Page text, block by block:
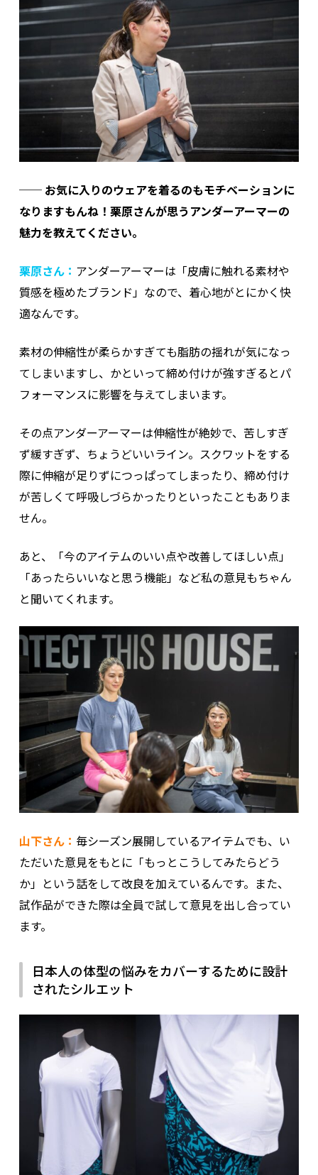
── お気に入りのウェアを着るのもモチベーションに
なりますもんね！栗原さんが思うアンダーアーマーの
魅力を教えてください。
栗原さん： アンダーアーマーは「皮膚に触れる素材や
質感を極めたブランド」なので、着心地がとにかく快
適なんです。
素材の伸縮性が柔らかすぎても脂肪の揺れが気になっ
てしまいますし、かといって締め付けが強すぎるとパ
フォーマンスに影響を与えてしまいます。
その点アンダーアーマーは伸縮性が絶妙で、苦しすぎ
ず緩すぎず、ちょうどいいライン。スクワットをする
際に伸縮が足りずにつっぱってしまったり、締め付け
が苦しくて呼吸しづらかったりといったこともありま
せん。
あと、「今のアイテムのいい点や改善してほしい点」
「あったらいいなと思う機能」など私の意見もちゃん
と聞いてくれます。
山下さん： 毎シーズン展開しているアイテムでも、い
ただいた意見をもとに「もっとこうしてみたらどう
か」という話をして改良を加えているんです。また、
試作品ができた際は全員で試して意見を出し合ってい
ます。
日本人の体型の悩みをカバーするために設計
されたシルエット